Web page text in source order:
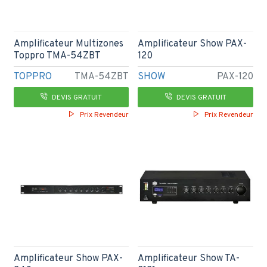
TOPPRO TMA-54ZBT
Amplificateur Multizones
Toppro TMA-54ZBT
DEVIS GRATUIT
Prix Revendeur
SHOW PAX-120
Amplificateur Show PAX-
120
DEVIS GRATUIT
Prix Revendeur
Amplificateur Show PAX-
Amplificateur Show TA-